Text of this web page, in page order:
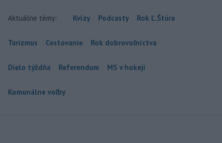
Aktuálne témy: Kvízy Podcasty Rok Ľ.Štúra
Turizmus Cestovanie Rok dobrovoľníctva
Dielo týždňa Referendum MS v hokeji
Komunálne voľby